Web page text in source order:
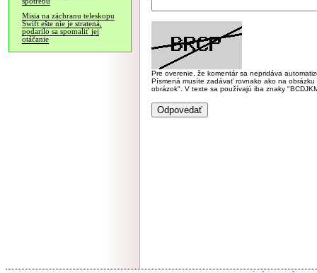
Misia na záchranu teleskopu
Swift ešte nie je stratená,
podarilo sa spomaliť jej
otáčanie
Pre overenie, že komentár sa nepridáva
Písmená musíte zadávať rovnako ako na
obrázok". V texte sa používajú iba znaky